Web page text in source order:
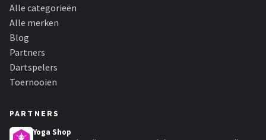
Alle categorieën
Alle merken
Blog
Partners
Dartspelers
Toernooien
PARTNERS
Yoga Shop